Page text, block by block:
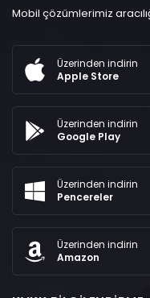
Mobil çözümlerimiz
Üzerinden indirin
Apple Store
Üzerinden indirin
Google Play
Üzerinden indirin
Pencereler
Üzerinden indirin
Amazon